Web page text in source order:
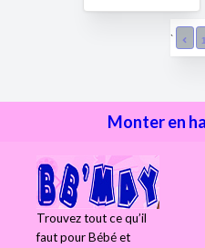
` 1
Monter en
Trouvez tout ce qu’il
faut pour Bébé et